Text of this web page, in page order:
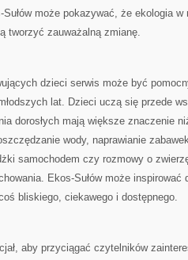
może pokazywać, że ekologia
tworzyć zauważalną zmianę.
dzieci serwis może być
lat. Dzieci uczą się przede
dorosłych mają większe znaczenie
wody, naprawianie
samochodem czy rozmowy o
Ekos-Sułów może inspirować
bliskiego, ciekawego i dostępnego.
aby przyciągać czytelników